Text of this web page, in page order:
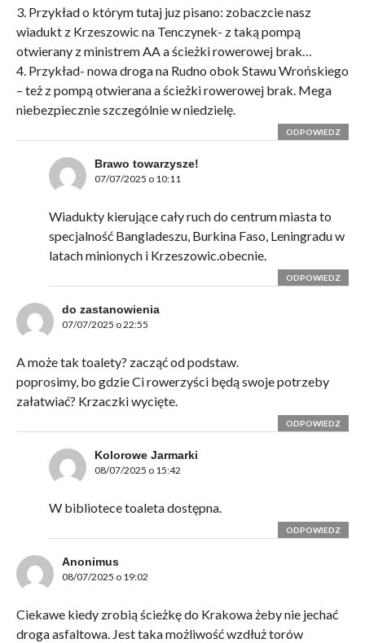
3. Przykład o którym tutaj juz pisano: zobaczcie nasz
wiadukt z Krzeszowic na Tenczynek- z taką pompą
otwierany z ministrem AA a ścieżki rowerowej brak…
4. Przykład- nowa droga na Rudno obok Stawu Wrońskiego
– też z pompą otwierana a ścieżki rowerowej brak. Mega
niebezpiecznie szczególnie w niedzielę.
ODPOWIEDZ
Brawo towarzysze!
07/07/2025 o 10:11
Wiadukty kierujące cały ruch do centrum miasta to
specjalność Bangladeszu, Burkina Faso, Leningradu w
latach minionych i Krzeszowic.obecnie.
ODPOWIEDZ
do zastanowienia
07/07/2025 o 22:55
A może tak toalety? zacząć od podstaw.
poprosimy, bo gdzie Ci rowerzyści będą swoje potrzeby
załatwiać? Krzaczki wycięte.
ODPOWIEDZ
Kolorowe Jarmarki
08/07/2025 o 15:42
W bibliotece toaleta dostępna.
ODPOWIEDZ
Anonimus
08/07/2025 o 19:02
Ciekawe kiedy zrobią ścieżkę do Krakowa żeby nie jechać
droga asfaltowa. Jest taka możliwość wzdłuż torów